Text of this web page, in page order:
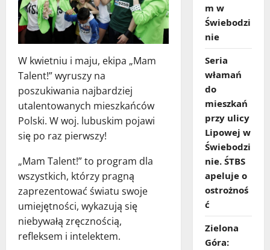
W kwietniu i maju, ekipa „Mam
Talent!” wyruszy na
poszukiwania najbardziej
utalentowanych mieszkańców
Polski. W woj. lubuskim pojawi
się po raz pierwszy!
„Mam Talent!” to program dla
wszystkich, którzy pragną
zaprezentować światu swoje
umiejętności, wykazują się
niebywałą zręcznością,
refleksem i intelektem.
m w
Świebodzi
nie
Seria
włamań
do
mieszkań
przy ulicy
Lipowej w
Świebodzi
nie. ŚTBS
apeluje o
ostrożnoś
ć
Zielona
Góra: